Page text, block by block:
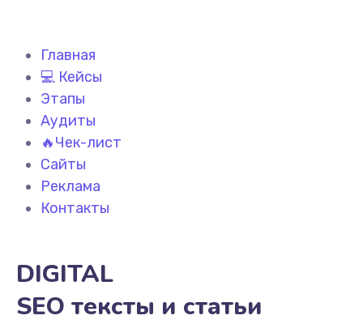
Главная
💻 Кейсы
Этапы
Аудиты
🔥Чек-лист
Сайты
Реклама
Контакты
DIGITAL
SEO тексты и статьи